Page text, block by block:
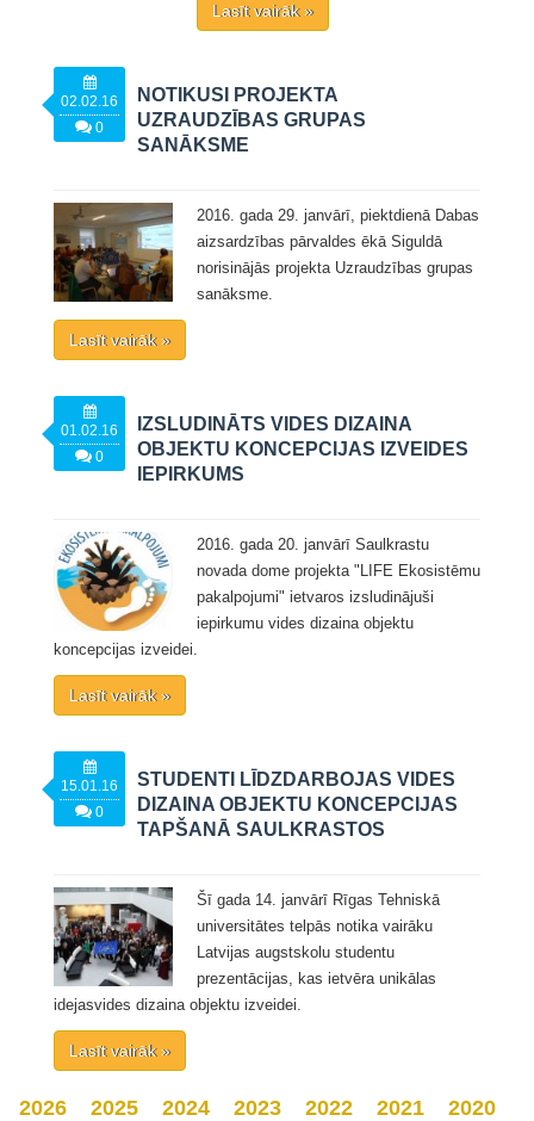
Lasīt vairāk »
02.02.16
0
NOTIKUSI PROJEKTA
UZRAUDZĪBAS GRUPAS
SANĀKSME
2016. gada 29. janvārī, piektdienā Dabas
aizsardzības pārvaldes ēkā Siguldā
norisinājās projekta Uzraudzības grupas
sanāksme.
Lasīt vairāk »
01.02.16
0
IZSLUDINĀTS VIDES DIZAINA
OBJEKTU KONCEPCIJAS IZVEIDES
IEPIRKUMS
2016. gada 20. janvārī Saulkrastu
novada dome projekta "LIFE Ekosistēmu
pakalpojumi" ietvaros izsludinājuši
iepirkumu vides dizaina objektu
koncepcijas izveidei.
Lasīt vairāk »
15.01.16
0
STUDENTI LĪDZDARBOJAS VIDES
DIZAINA OBJEKTU KONCEPCIJAS
TAPŠANĀ SAULKRASTOS
Šī gada 14. janvārī Rīgas Tehniskā
universitātes telpās notika vairāku
Latvijas augstskolu studentu
prezentācijas, kas ietvēra unikālas
idejasvides dizaina objektu izveidei.
Lasīt vairāk »
2026 2025 2024 2023 2022 2021
2020